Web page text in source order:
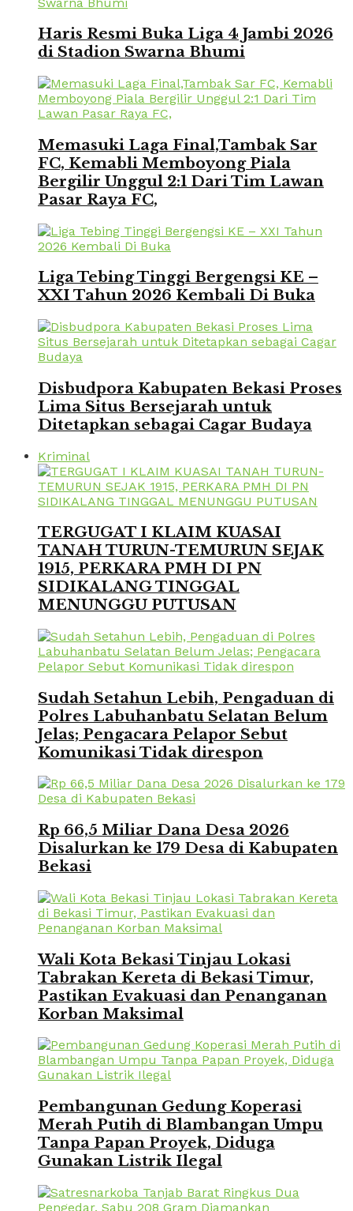
Haris Resmi Buka Liga 4 Jambi 2026
di Stadion Swarna Bhumi
Memasuki Laga Final,Tambak Sar
FC, Kemabli Memboyong Piala
Bergilir Unggul 2:1 Dari Tim Lawan
Pasar Raya FC,
Liga Tebing Tinggi Bergengsi KE –
XXI Tahun 2026 Kembali Di Buka
Disbudpora Kabupaten Bekasi Proses
Lima Situs Bersejarah untuk
Ditetapkan sebagai Cagar Budaya
Kriminal
TERGUGAT I KLAIM KUASAI
TANAH TURUN-TEMURUN SEJAK
1915, PERKARA PMH DI PN
SIDIKALANG TINGGAL
MENUNGGU PUTUSAN
Sudah Setahun Lebih, Pengaduan di
Polres Labuhanbatu Selatan Belum
Jelas; Pengacara Pelapor Sebut
Komunikasi Tidak direspon
Rp 66,5 Miliar Dana Desa 2026
Disalurkan ke 179 Desa di Kabupaten
Bekasi
Wali Kota Bekasi Tinjau Lokasi
Tabrakan Kereta di Bekasi Timur,
Pastikan Evakuasi dan Penanganan
Korban Maksimal
Pembangunan Gedung Koperasi
Merah Putih di Blambangan Umpu
Tanpa Papan Proyek, Diduga
Gunakan Listrik Ilegal